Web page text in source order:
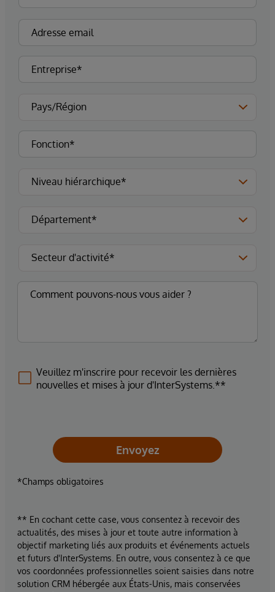
Veuillez m'inscrire pour recevoir les dernières
nouvelles et mises à jour d'InterSystems.**
Envoyez
*Champs obligatoires
** En cochant cette case, vous consentez à recevoir des
actualités, des mises à jour et toute autre information à
objectif marketing liés aux produits et événements actuels
et futurs d'InterSystems. En outre, vous consentez à ce que
vos coordonnées professionnelles soient saisies dans notre
solution CRM hébergée aux États-Unis, mais conservées